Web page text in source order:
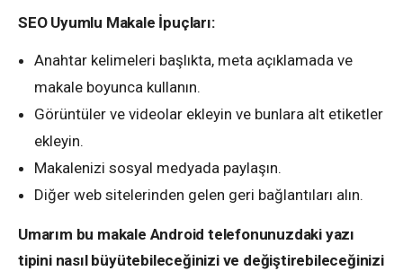
SEO Uyumlu Makale İpuçları:
Anahtar kelimeleri başlıkta, meta açıklamada ve
makale boyunca kullanın.
Görüntüler ve videolar ekleyin ve bunlara alt etiketler
ekleyin.
Makalenizi sosyal medyada paylaşın.
Diğer web sitelerinden gelen geri bağlantıları alın.
Umarım bu makale Android telefonunuzdaki yazı
tipini nasıl büyütebileceğinizi ve değiştirebileceğinizi